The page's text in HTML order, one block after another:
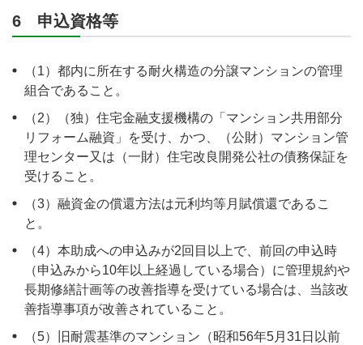
6 申込資格等
（1）都内に所在する耐火構造の分譲マンションの管理
組合であること。
（2）（独）住宅金融支援機構の「マンション共用部分
リフォーム融資」を受け、かつ、（公財）マンション管
理センター又は（一財）住宅改良開発公社の債務保証を
受けること。
（3）融資金の償還方法は元利均等月賦償還であるこ
と。
（4）本助成への申込みが2回目以上で、前回の申込時
（申込みから10年以上経過している場合）に管理規約や
長期修繕計画等の改善指導を受けている場合は、当該改
善指導事項が改善されていること。
（5）旧耐震基準のマンション（昭和56年5月31日以前